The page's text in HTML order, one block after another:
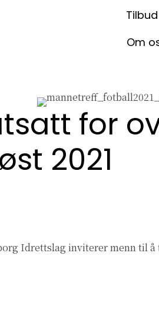
Tilbud
Om
for
2021
Idrettslag inviterer menn til